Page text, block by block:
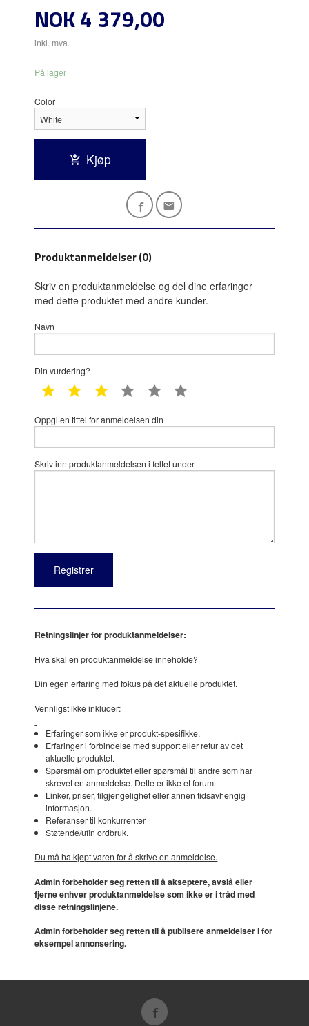
Pris
NOK4 379,00
inkl. mva.
På lager
Color
Kjøp
Produktanmeldelser (0)
Skriv en produktanmeldelse og del dine erfaringer
med dette produktet med andre kunder.
Navn
Din vurdering?
1 star 2 star 3 star 4 star 5 star
Oppgi en tittel for anmeldelsen din
Skriv inn produktanmeldelsen i feltet under
Retningslinjer for produktanmeldelser:
Hva skal en produktanmeldelse inneholde?
Din egen erfaring med fokus på det aktuelle produktet.
Vennligst ikke inkluder:
Erfaringer som ikke er produkt-spesifikke.
Erfaringer i forbindelse med support eller retur av det
aktuelle produktet.
Spørsmål om produktet eller spørsmål til andre som har
skrevet en anmeldelse. Dette er ikke et forum.
Linker, priser, tilgjengelighet eller annen tidsavhengig
informasjon.
Referanser til konkurrenter
Støtende/ufin ordbruk.
Du må ha kjøpt varen for å skrive en anmeldelse.
Admin forbeholder seg retten til å akseptere, avslå eller
fjerne enhver produktanmeldelse som ikke er i tråd med
disse retningslinjene.
Admin forbeholder seg retten til å publisere anmeldelser i for
eksempel annonsering.